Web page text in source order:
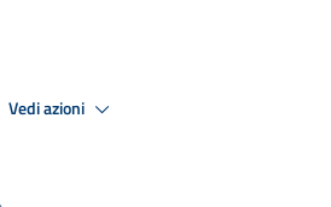
Vedi azioni